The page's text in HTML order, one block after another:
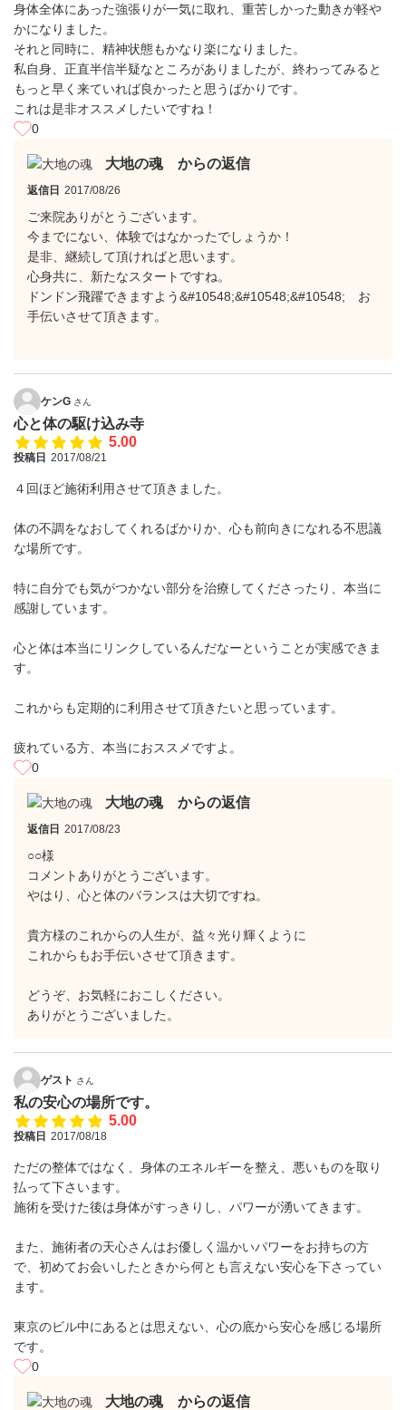
身体全体にあった強張りが一気に取れ、重苦しかった動きが軽や
かになりました。
それと同時に、精神状態もかなり楽になりました。
私自身、正直半信半疑なところがありましたが、終わってみると
もっと早く来ていれば良かったと思うばかりです。
これは是非オススメしたいですね！
0
大地の魂 からの返信
返信日 2017/08/26
ご来院ありがとうございます。
今までにない、体験ではなかったでしょうか！
是非、継続して頂ければと思います。
心身共に、新たなスタートですね。
ドンドン飛躍できますよう&#10548;&#10548;&#10548; お
手伝いさせて頂きます。
ケンG さん
心と体の駆け込み寺
5.00
投稿日 2017/08/21
４回ほど施術利用させて頂きました。
体の不調をなおしてくれるばかりか、心も前向きになれる不思議
な場所です。
特に自分でも気がつかない部分を治療してくださったり、本当に
感謝しています。
心と体は本当にリンクしているんだなーということが実感できま
す。
これからも定期的に利用させて頂きたいと思っています。
疲れている方、本当におススメですよ。
0
大地の魂 からの返信
返信日 2017/08/23
○○様
コメントありがとうございます。
やはり、心と体のバランスは大切ですね。
貴方様のこれからの人生が、益々光り輝くように
これからもお手伝いさせて頂きます。
どうぞ、お気軽におこしください。
ありがとうございました。
ゲスト さん
私の安心の場所です。
5.00
投稿日 2017/08/18
ただの整体ではなく、身体のエネルギーを整え、悪いものを取り
払って下さいます。
施術を受けた後は身体がすっきりし、パワーが湧いてきます。
また、施術者の天心さんはお優しく温かいパワーをお持ちの方
で、初めてお会いしたときから何とも言えない安心を下さってい
ます。
東京のビル中にあるとは思えない、心の底から安心を感じる場所
です。
0
大地の魂 からの返信